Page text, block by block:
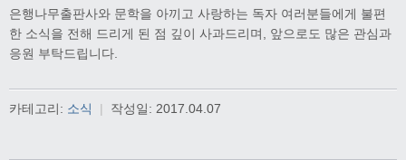
은행나무출판사와 문학을 아끼고 사랑하는 독자 여러분들에게 불편
한 소식을 전해 드리게 된 점 깊이 사과드리며, 앞으로도 많은 관심과
응원 부탁드립니다.
카테고리: 소식 | 작성일: 2017.04.07